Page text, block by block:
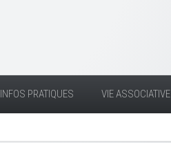
INFOS PRATIQUES VIE ASSOCIATIVE